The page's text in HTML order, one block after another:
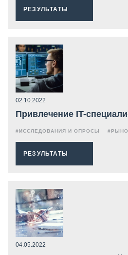
РЕЗУЛЬТАТЫ
02.10.2022
Привлечение IT-
#ИССЛЕДОВАНИЯ И ОПРОСЫ
РЕЗУЛЬТАТЫ
04.05.2022